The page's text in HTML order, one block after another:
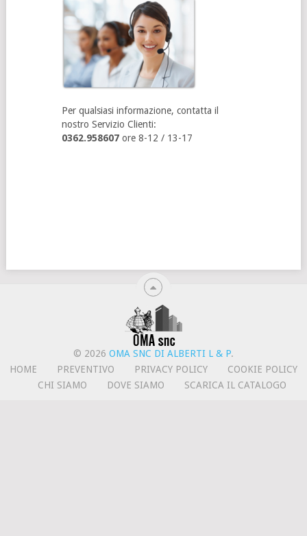
Per qualsiasi informazione, contatta il
nostro Servizio Clienti:
0362.958607ore 8-12 / 13-17
© 2026 OMA SNC DI ALBERTI L & P.
HOME
PREVENTIVO PRIVACY POLICY
COOKIE POLICY
CHI SIAMO
DOVE SIAMO SCARICA IL CATALOGO